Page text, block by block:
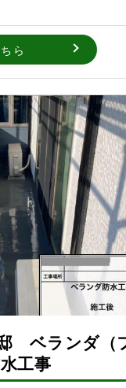
ら
ベランダ（
工事